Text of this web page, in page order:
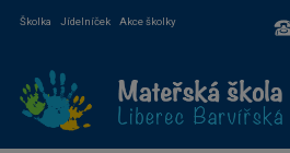
Školka Jídelníček Akce školky